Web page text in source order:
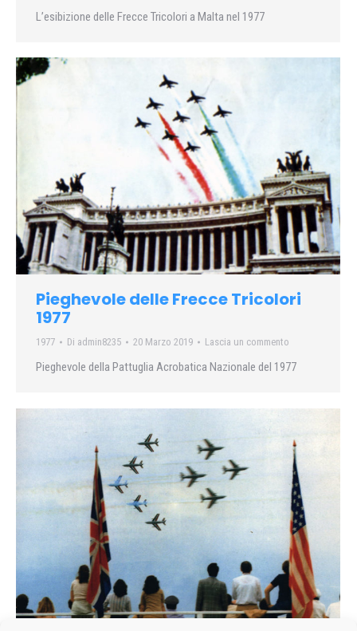
L’esibizione delle Frecce Tricolori a Malta nel 1977
Pieghevole delle Frecce Tricolori
1977
1977 Di admin8235 20 Marzo 2019 Lascia un commento
Pieghevole della Pattuglia Acrobatica Nazionale del 1977